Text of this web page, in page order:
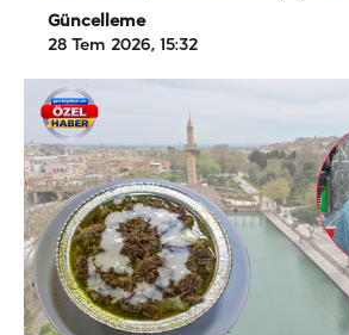
Güncelleme
28 Tem 2026, 15:32